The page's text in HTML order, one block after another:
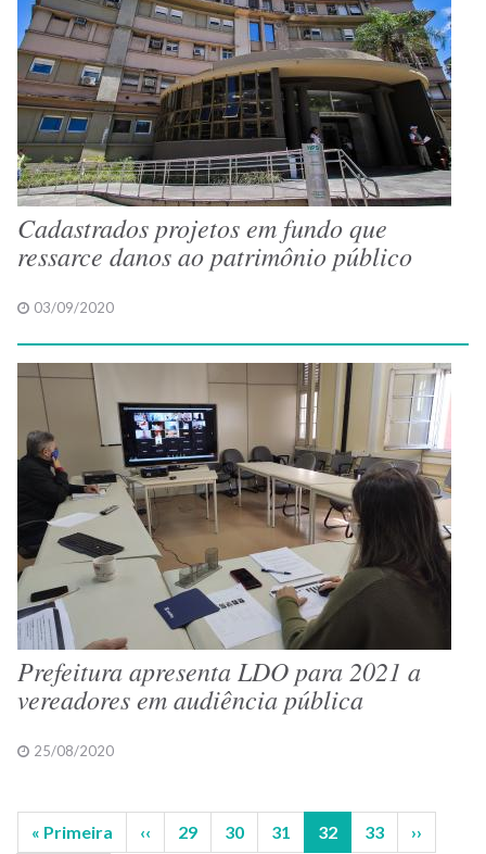
Cadastrados projetos em fundo que
ressarce danos ao patrimônio público
03/09/2020
Prefeitura apresenta LDO para 2021 a
vereadores em audiência pública
25/08/2020
Paginação
Primeira
« Primeira
Página
‹‹ Página
29 Página
30 Página
31
Página
32 Página
33
Próxima
››